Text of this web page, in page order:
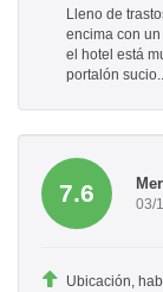
Lleno de
encima con
el hotel está
portalón
7.6 03/
Ubicación,